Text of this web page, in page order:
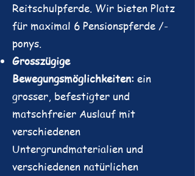
Reitschulpferde. Wir bieten Platz
für maximal 6 Pensionspferde /-
ponys.
Grosszügige
Bewegungsmöglichkeiten: ein
grosser, befestigter und
matschfreier Auslauf mit
verschiedenen
Untergrundmaterialien und
verschiedenen natürlichen